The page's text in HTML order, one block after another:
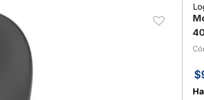
$
boligrafo
escritorio
sacapuntas
escolar